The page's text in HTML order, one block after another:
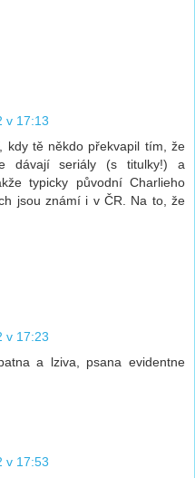
v 17:13
kdy tě někdo překvapil tím, že
dávají seriály (s titulky!) a
typicky původní Charlieho
jsou známí i v ČR. Na to, že
v 17:23
a lziva, psana evidentne
v 17:53